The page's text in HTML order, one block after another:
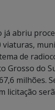
já abriu
viaturas,
de
Grosso do
milhões.
licitação